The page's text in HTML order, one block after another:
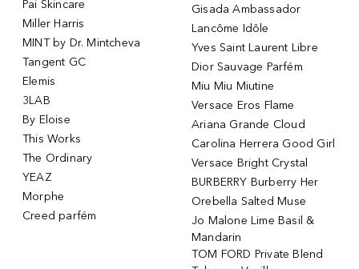
Pai Skincare
Miller Harris
MINT by Dr. Mintcheva
Tangent GC
Elemis
3LAB
By Eloise
This Works
The Ordinary
YEAZ
Morphe
Creed parfém
Gisada Ambassador
Lancôme Idôle
Yves Saint Laurent Libre
Dior Sauvage Parfém
Miu Miu Miutine
Versace Eros Flame
Ariana Grande Cloud
Carolina Herrera Good Girl
Versace Bright Crystal
BURBERRY Burberry Her
Orebella Salted Muse
Jo Malone Lime Basil &
Mandarin
TOM FORD Private Blend